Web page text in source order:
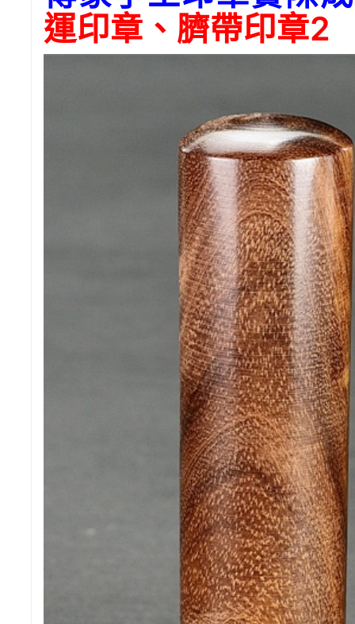
運印章、臍帶印章2